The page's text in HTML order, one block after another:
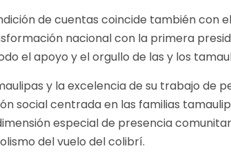
de cuentas coincide también con
nacional con la primera
el apoyo y el orgullo de las y los
y la excelencia de su trabajo de
social centrada en las familias
especial de presencia
del vuelo del colibrí.